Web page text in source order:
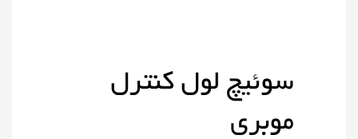
سوئیچ لول کنترل
موبری